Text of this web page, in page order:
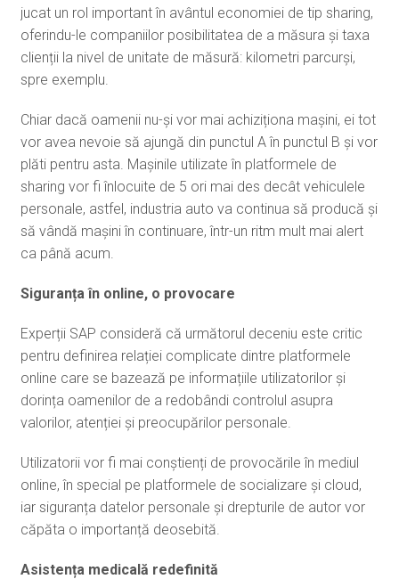
jucat un rol important în avântul economiei de tip sharing,
oferindu-le companiilor posibilitatea de a măsura și taxa
clienții la nivel de unitate de măsură: kilometri parcurși,
spre exemplu.
Chiar dacă oamenii nu-și vor mai achiziționa mașini, ei tot
vor avea nevoie să ajungă din punctul A în punctul B și vor
plăti pentru asta. Mașinile utilizate în platformele de
sharing vor fi înlocuite de 5 ori mai des decât vehiculele
personale, astfel, industria auto va continua să producă și
să vândă mașini în continuare, într-un ritm mult mai alert
ca până acum.
Siguranța în online, o provocare
Experții SAP consideră că următorul deceniu este critic
pentru definirea relației complicate dintre platformele
online care se bazează pe informațiile utilizatorilor și
dorința oamenilor de a redobândi controlul asupra
valorilor, atenției și preocupărilor personale.
Utilizatorii vor fi mai conștienți de provocările în mediul
online, în special pe platformele de socializare și cloud,
iar siguranța datelor personale și drepturile de autor vor
căpăta o importanță deosebită.
Asistența medicală redefinită